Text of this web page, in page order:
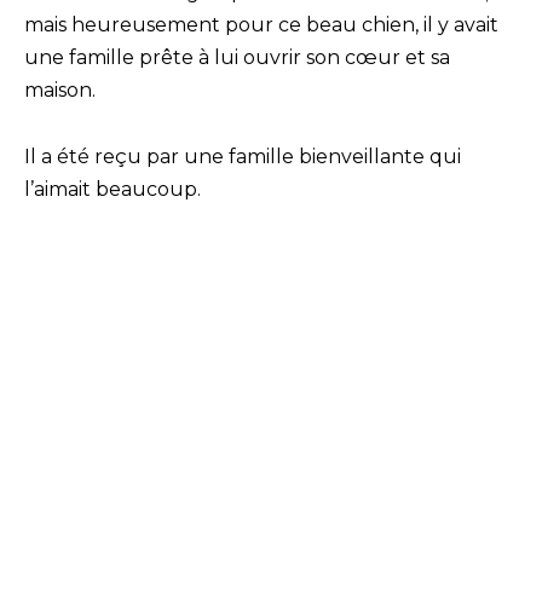
mais heureusement pour ce beau chien, il y avait
une famille prête à lui ouvrir son cœur et sa
maison.
Il a été reçu par une famille bienveillante qui
l’aimait beaucoup.